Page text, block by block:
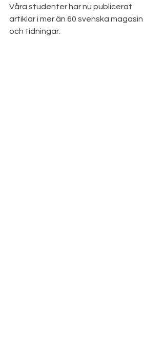
Våra studenter har nu publicerat
artiklar i mer än 60 svenska magasin
och tidningar.